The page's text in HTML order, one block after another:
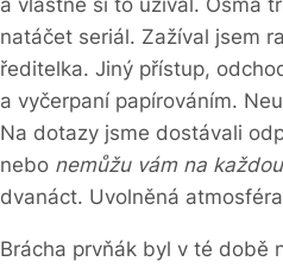
a vlastně si to užíval. Osmá
natáčet seriál. Zažíval jsem
ředitelka. Jiný přístup,
a vyčerpaní papírováním.
Na dotazy jsme dostávali
nebo nemůžu vám na
dvanáct. Uvolněná
Brácha prvňák byl v té době